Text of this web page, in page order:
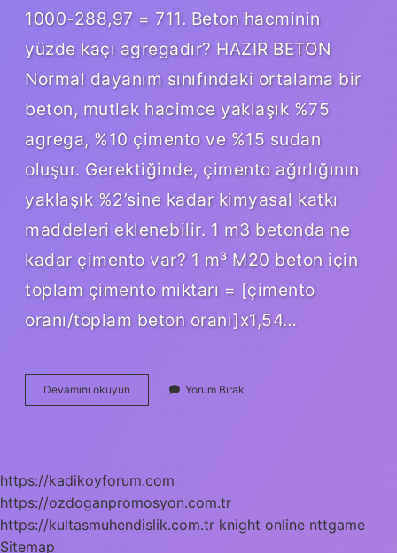
1000-288,97 = 711. Beton hacminin
yüzde kaçı agregadır? HAZIR BETON
Normal dayanım sınıfındaki ortalama bir
beton, mutlak hacimce yaklaşık %75
agrega, %10 çimento ve %15 sudan
oluşur. Gerektiğinde, çimento ağırlığının
yaklaşık %2’sine kadar kimyasal katkı
maddeleri eklenebilir. 1 m3 betonda ne
kadar çimento var? 1 m³ M20 beton için
toplam çimento miktarı = [çimento
oranı/toplam beton oranı]x1,54…
Devamını okuyun
M3
Var
Yorum Bırak
https://kadikoyforum.com
https://ozdoganpromosyon.com.tr
https://kultasmuhendislik.com.tr knight online nttgame
Sitemap